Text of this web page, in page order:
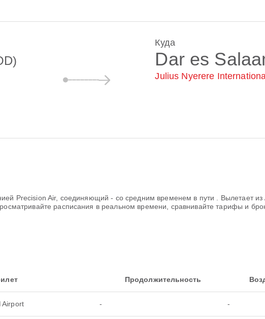
Куда
Dar es
Julius Nyerere
Precision Air, соединяющий- со средним временем в пути . Вылетает из
расписания в реальном времени, сравнивайте тарифы и
Продолжительность
Airport - -